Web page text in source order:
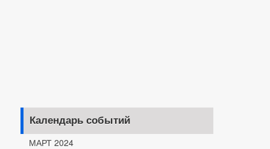
Календарь событий
МАРТ 2024